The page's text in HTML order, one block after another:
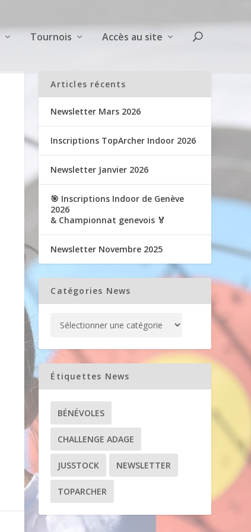
Tournois Accès au site
Articles récents
Newsletter Mars 2026
Inscriptions TopArcher Indoor 2026
Newsletter Janvier 2026
🎯 Inscriptions Indoor de Genève
2026
& Championnat genevois 🏅
Newsletter Novembre 2025
Catégories News
Étiquettes News
BÉNÉVOLES
CHALLENGE ADAGE
JUSSTOCK NEWSLETTER
TOPARCHER